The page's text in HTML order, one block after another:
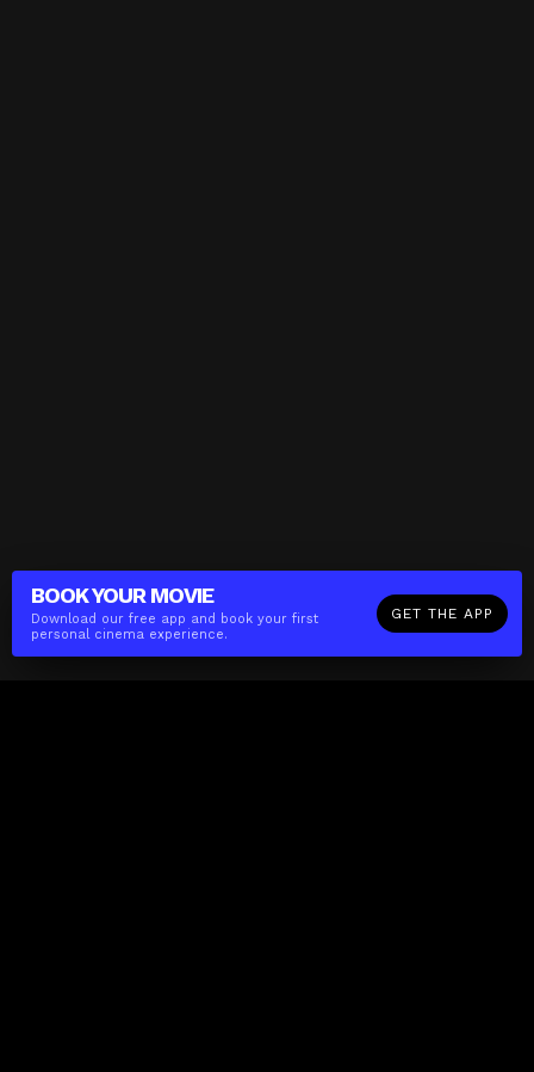
BOOK YOUR MOVIE
Download our free app and book your first
personal cinema experience.
GET THE APP